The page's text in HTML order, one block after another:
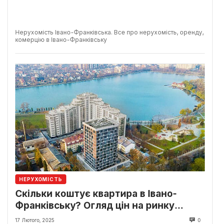
Нерухомість Івано-Франківська. Все про нерухомість, оренду,
комерцію в Івано-Франківську
НЕРУХОМІСТЬ
Скільки коштує квартира в Івано-
Франківську? Огляд цін на ринку
нерухомості
17 Лютого, 2025 0